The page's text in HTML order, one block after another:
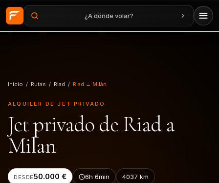
Saltar al contenido principal
¿A dónde volar?
Inicio / Rutas / Riad / Riad → Milán
ALQUILER DE JET PRIVADO
Jet privado de Riad a
Milan
DESDE50.000 € 6h 6min 4037 km